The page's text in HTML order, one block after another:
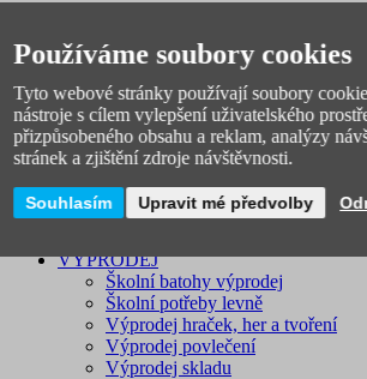
Licenční zboží
VÝPRODEJ
Školní batohy výprodej
Školní potřeby levně
Výprodej hraček, her a tvoření
Výprodej povlečení
Výprodej skladu
Používáme soubory cookies
Tyto webové stránky používají soubory
nástroje s cílem vylepšení uživatelského
přizpůsobeného obsahu a reklam, analýzy
stránek a zjištění zdroje návštěvnosti.
Souhlasím Upravit mé předvolby